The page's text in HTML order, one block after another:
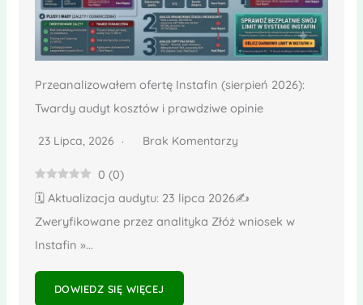
Przeanalizowałem ofertę Instafin (sierpień 2026):
Twardy audyt kosztów i prawdziwe opinie
23 Lipca, 2026 Brak Komentarzy
0 (0)
🗓️ Aktualizacja audytu: 23 lipca 2026✍️
Zweryfikowane przez analityka Złóż wniosek w
Instafin »...
DOWIEDZ SIĘ WIĘCEJ